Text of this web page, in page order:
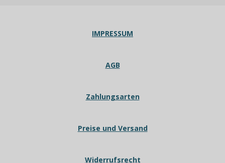
IMPRESSUM
AGB
Zahlungsarten
Preise und Versand
Widerrufsrecht